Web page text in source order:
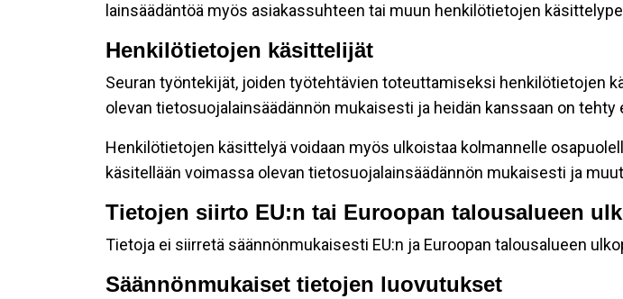
lainsäädäntöä myös asiakassuhteen tai muun henkilötietojen
Henkilötietojen käsittelijät
Seuran työntekijät, joiden työtehtävien toteuttamiseksi henkilötietojen
olevan tietosuojalainsäädännön mukaisesti ja heidän kanssaan on
Henkilötietojen käsittelyä voidaan myös ulkoistaa kolmannelle
käsitellään voimassa olevan tietosuojalainsäädännön mukaisesti ja
Tietojen siirto EU:n tai Euroopan talousalueen
Tietoja ei siirretä säännönmukaisesti EU:n ja Euroopan talousalueen
Säännönmukaiset tietojen luovutukset